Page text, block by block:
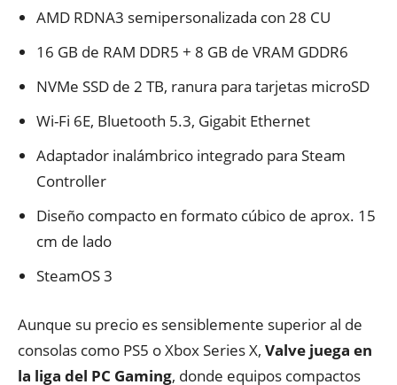
AMD RDNA3 semipersonalizada con 28 CU
16 GB de RAM DDR5 + 8 GB de VRAM GDDR6
NVMe SSD de 2 TB, ranura para tarjetas microSD
Wi-Fi 6E, Bluetooth 5.3, Gigabit Ethernet
Adaptador inalámbrico integrado para Steam
Controller
Diseño compacto en formato cúbico de aprox. 15
cm de lado
SteamOS 3
Aunque su precio es sensiblemente superior al de
consolas como PS5 o Xbox Series X, Valve juega en
la liga del PC Gaming, donde equipos compactos